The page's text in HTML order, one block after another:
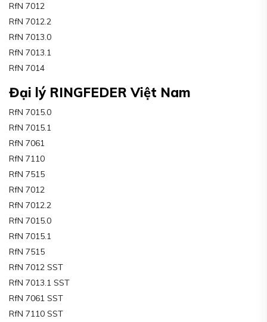
RfN 7012
RfN 7012.2
RfN 7013.0
RfN 7013.1
RfN 7014
Đại lý RINGFEDER Việt Nam
RfN 7015.0
RfN 7015.1
RfN 7061
RfN 7110
RfN 7515
RfN 7012
RfN 7012.2
RfN 7015.0
RfN 7015.1
RfN 7515
RfN 7012 SST
RfN 7013.1 SST
RfN 7061 SST
RfN 7110 SST